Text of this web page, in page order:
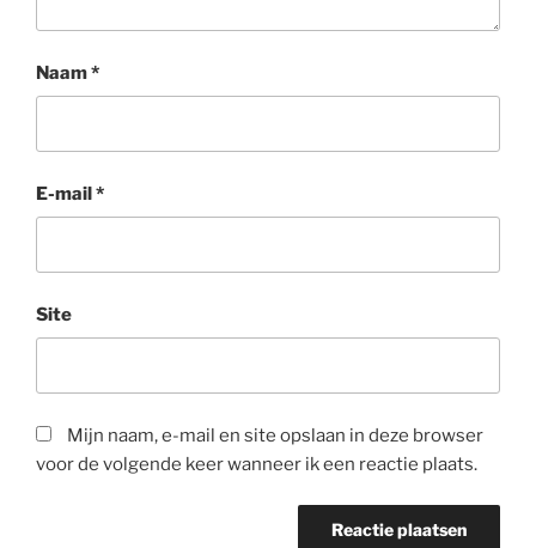
Naam*
E-mail*
Site
Mijn naam, e-mail en site opslaan in deze browser
voor de volgende keer wanneer ik een reactie plaats.